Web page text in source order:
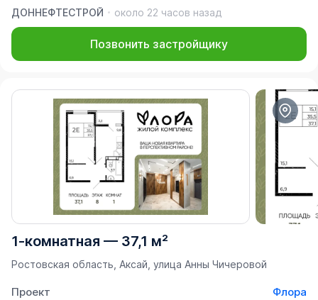
ДОННЕФТЕСТРОЙ
около 22 часов назад
Позвонить застройщику
1-комнатная — 37,1 м²
Ростовская область, Аксай, улица Анны Чичеровой
Проект
Флора